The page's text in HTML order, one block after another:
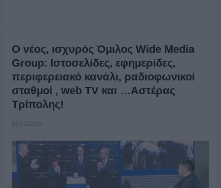
Ο νέος, ισχυρός Όμιλος Wide Media
Group: Ιστοσελίδες, εφημερίδες,
περιφερειακό κανάλι, ραδιοφωνικοί
σταθμοί , web TV και …Αστέρας
Τρίπολης!
03/02/2026